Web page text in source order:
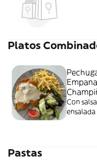
Platos
Con
ensalada
Pastas